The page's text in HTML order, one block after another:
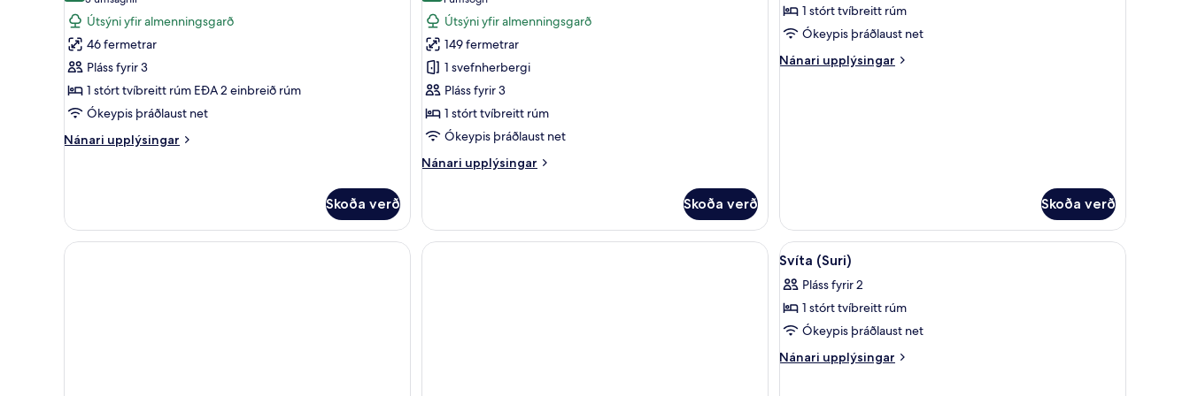
fyrir
Executive-
herbergi
-
útsýni
yfir
almenningsgarð
umsagnir)
Útsýni yfir almenningsgarð
46 fermetrar
Pláss fyrir 3
1 stórt tvíbreitt rúm EÐA 2 einbreið rúm
Ókeypis þráðlaust net
Nánari upplýsingar
Nánari
-
útsýni
yfir
Skoða verð
fyrir
Suite
(Regal)
umsögn)
Útsýni yfir almenningsgarð
149 fermetrar
1 svefnherbergi
Pláss fyrir 3
1 stórt tvíbreitt rúm
Ókeypis þráðlaust net
Nánari upplýsingar
Nánari
(Regal)
Skoða verð
fyrir
Svíta
-
1 stórt tvíbreitt rúm
Ókeypis þráðlaust net
Nánari upplýsingar
Nánari
Skoða verð
Skoða
allar
myndir
fyrir
Svíta
(Suri)
Svíta (Suri) | Stofa | Flatskjársjónvarp, DVD-
4
Svíta (Suri)
Pláss fyrir 2
1 stórt tvíbreitt rúm
Ókeypis þráðlaust net
Nánari upplýsingar
Nánari